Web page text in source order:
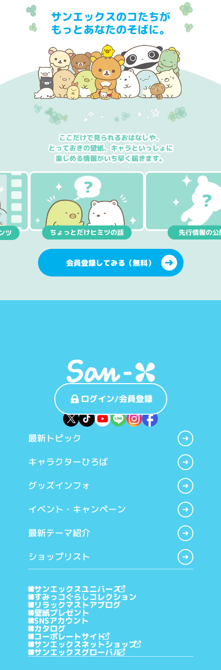
サンエックスのコたちが
もっとあなたのそばに。
会員登録してみる（無料）
ログイン/会員登録
最新トピック
キャラクターひろば
グッズインフォ
イベント・キャンペーン
最新テーマ紹介
ショップリスト
サンエックスユニバース
すみっコぐらしコレクション
リラックマストアブログ
壁紙プレゼント
SNSアカウント
カタログ
コーポレートサイト
サンエックスネットショップ
サンエックスグローバル